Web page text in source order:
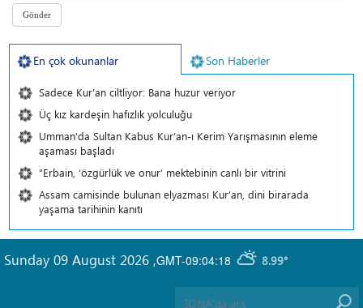
En çok okunanlar Son Haberler
Sadece Kur'an ciltliyor: Bana huzur veriyor
Üç kız kardeşin hafızlık yolculuğu
Umman’da Sultan Kabus Kur’an-ı Kerim Yarışmasının eleme
aşaması başladı
“Erbain, ‘özgürlük ve onur’ mektebinin canlı bir vitrini
Assam camisinde bulunan elyazması Kur’an, dini birarada
yaşama tarihinin kanıtı
GMT-09:04:18 8.99°
Sunday 09 August 2026 ,